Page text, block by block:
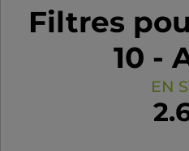
Filtres
10 -
EN